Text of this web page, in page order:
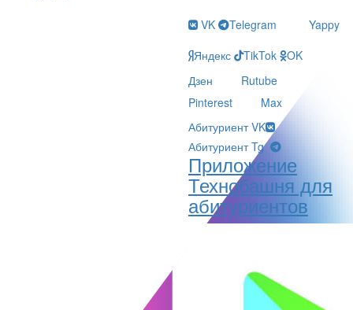
VK Telegram
Yappy
Яндекс
TikTok
OK
Дзен
Rutube
Pinterest
Max
Абитуриент VK
Абитуриент Tg
Приложение
Технобашня для
абитуриентов